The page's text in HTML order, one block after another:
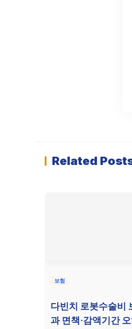
Related
보험
다빈치 로봇수술비
과 면책·감액기간